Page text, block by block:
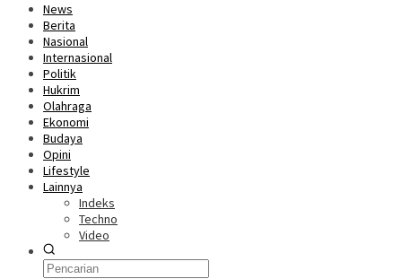
News
Berita
Nasional
Internasional
Politik
Hukrim
Olahraga
Ekonomi
Budaya
Opini
Lifestyle
Lainnya
Indeks
Techno
Video